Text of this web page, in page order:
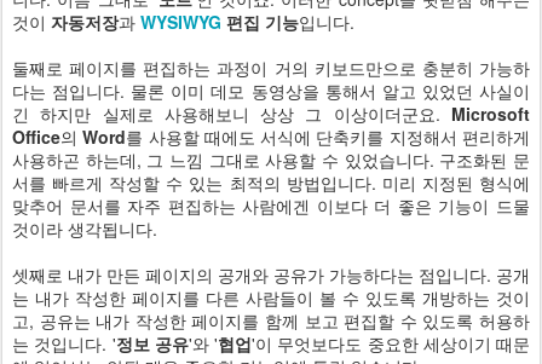
것이 자동저장과 WYSIWYG 편집 기능입니다.
둘째로 페이지를 편집하는 과정이 거의 키보드만으로 충분히 가능하
다는 점입니다. 물론 이미 데모 동영상을 통해서 알고 있었던 사실이
긴 하지만 실제로 사용해보니 상상 그 이상이더군요. Microsoft
Office의Word를 사용할 때에도 서식에 단축키를 지정해서 편리하게
사용하곤 하는데, 그 느낌 그대로 사용할 수 있었습니다. 구조화된 문
서를 빠르게 작성할 수 있는 최적의 방법입니다. 미리 지정된 형식에
맞추어 문서를 자주 편집하는 사람에겐 이보다 더 좋은 기능이 드물
것이라 생각됩니다.
셋째로 내가 만든 페이지의 공개와 공유가 가능하다는 점입니다. 공개
는 내가 작성한 페이지를 다른 사람들이 볼 수 있도록 개방하는 것이
고, 공유는 내가 작성한 페이지를 함께 보고 편집할 수 있도록 허용하
는 것입니다. '정보 공유'와 '협업'이 무엇보다도 중요한 세상이기 때문